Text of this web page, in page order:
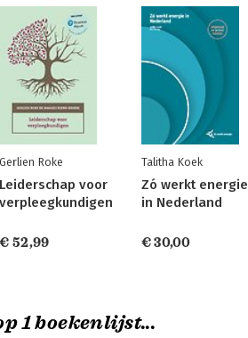
Gerlien Roke
Leiderschap voor
verpleegkundigen
€ 52,99
Talitha Koek
Zó werkt energie
in Nederland
€ 30,00
1 boekenlijst...